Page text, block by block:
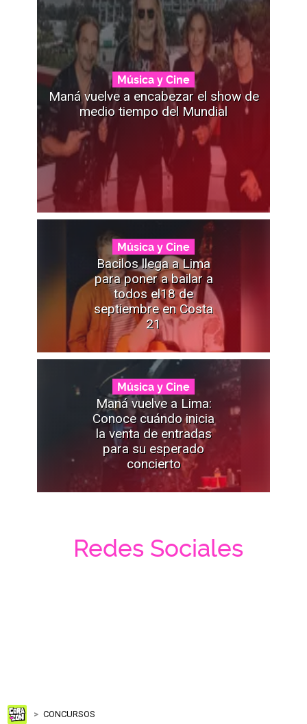
Música y Cine
Maná vuelve a encabezar el show de
medio tiempo del Mundial
Música y Cine
Bacilos llega a Lima
para poner a bailar a
todos el18 de
septiembre en Costa
21
Música y Cine
Maná vuelve a Lima:
Conoce cuándo inicia
la venta de entradas
para su esperado
concierto
Redes Sociales
CONCURSOS